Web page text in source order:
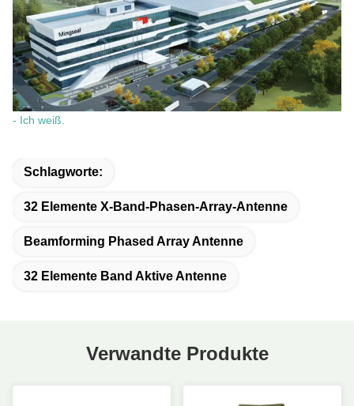
- Ich weiß.
Schlagworte:
32 Elemente X-Band-Phasen-Array-Antenne
Beamforming Phased Array Antenne
32 Elemente Band Aktive Antenne
Verwandte Produkte